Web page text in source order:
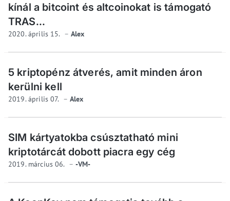
kínál a bitcoint és altcoinokat is támogató
TRAS...
2020. április 15. Alex
5 kriptopénz átverés, amit minden áron
kerülni kell
2019. április 07. Alex
SIM kártyatokba csúsztatható mini
kriptotárcát dobott piacra egy cég
2019. március 06. -VM-